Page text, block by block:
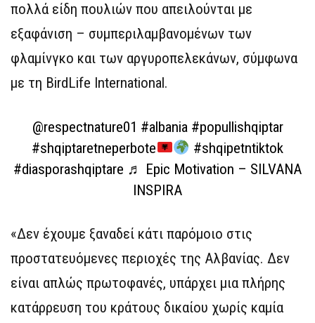
πολλά είδη πουλιών που απειλούνται με
εξαφάνιση – συμπεριλαμβανομένων των
φλαμίνγκο και των αργυροπελεκάνων, σύμφωνα
με τη BirdLife International.
@respectnature01 #albania #popullishqiptar
#shqiptaretneperbote
#shqipetntiktok
#diasporashqiptare ♬ Epic Motivation – SILVANA
INSPIRA
«Δεν έχουμε ξαναδεί κάτι παρόμοιο στις
προστατευόμενες περιοχές της Αλβανίας. Δεν
είναι απλώς πρωτοφανές, υπάρχει μια πλήρης
κατάρρευση του κράτους δικαίου χωρίς καμία